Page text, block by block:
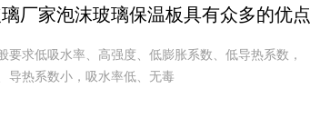
厂家泡沫玻璃保温板具有众多的优点
求低吸水率、高强度、低膨胀系数、低导热系数，
导热系数小，吸水率低、无毒